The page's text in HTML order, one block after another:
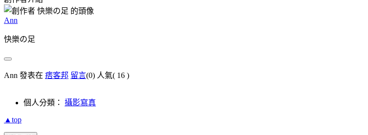
Ann
快樂の足
Ann 發表在 痞客邦 留言(0) 人氣( 16 )
個人分類： 攝影寫真
▲top